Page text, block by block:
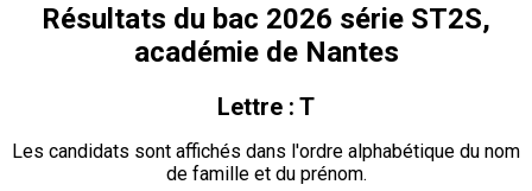
Résultats du bac 2026 série ST2S,
académie de Nantes
Lettre : T
Les candidats sont affichés dans l'ordre alphabétique du nom
de famille et du prénom.